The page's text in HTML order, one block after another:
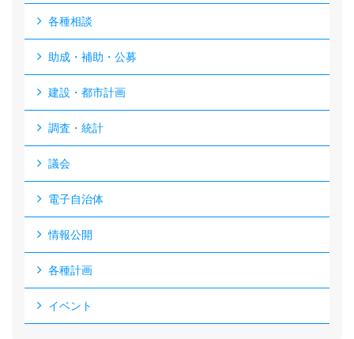
各種相談
助成・補助・公募
建設・都市計画
調査・統計
議会
電子自治体
情報公開
各種計画
イベント